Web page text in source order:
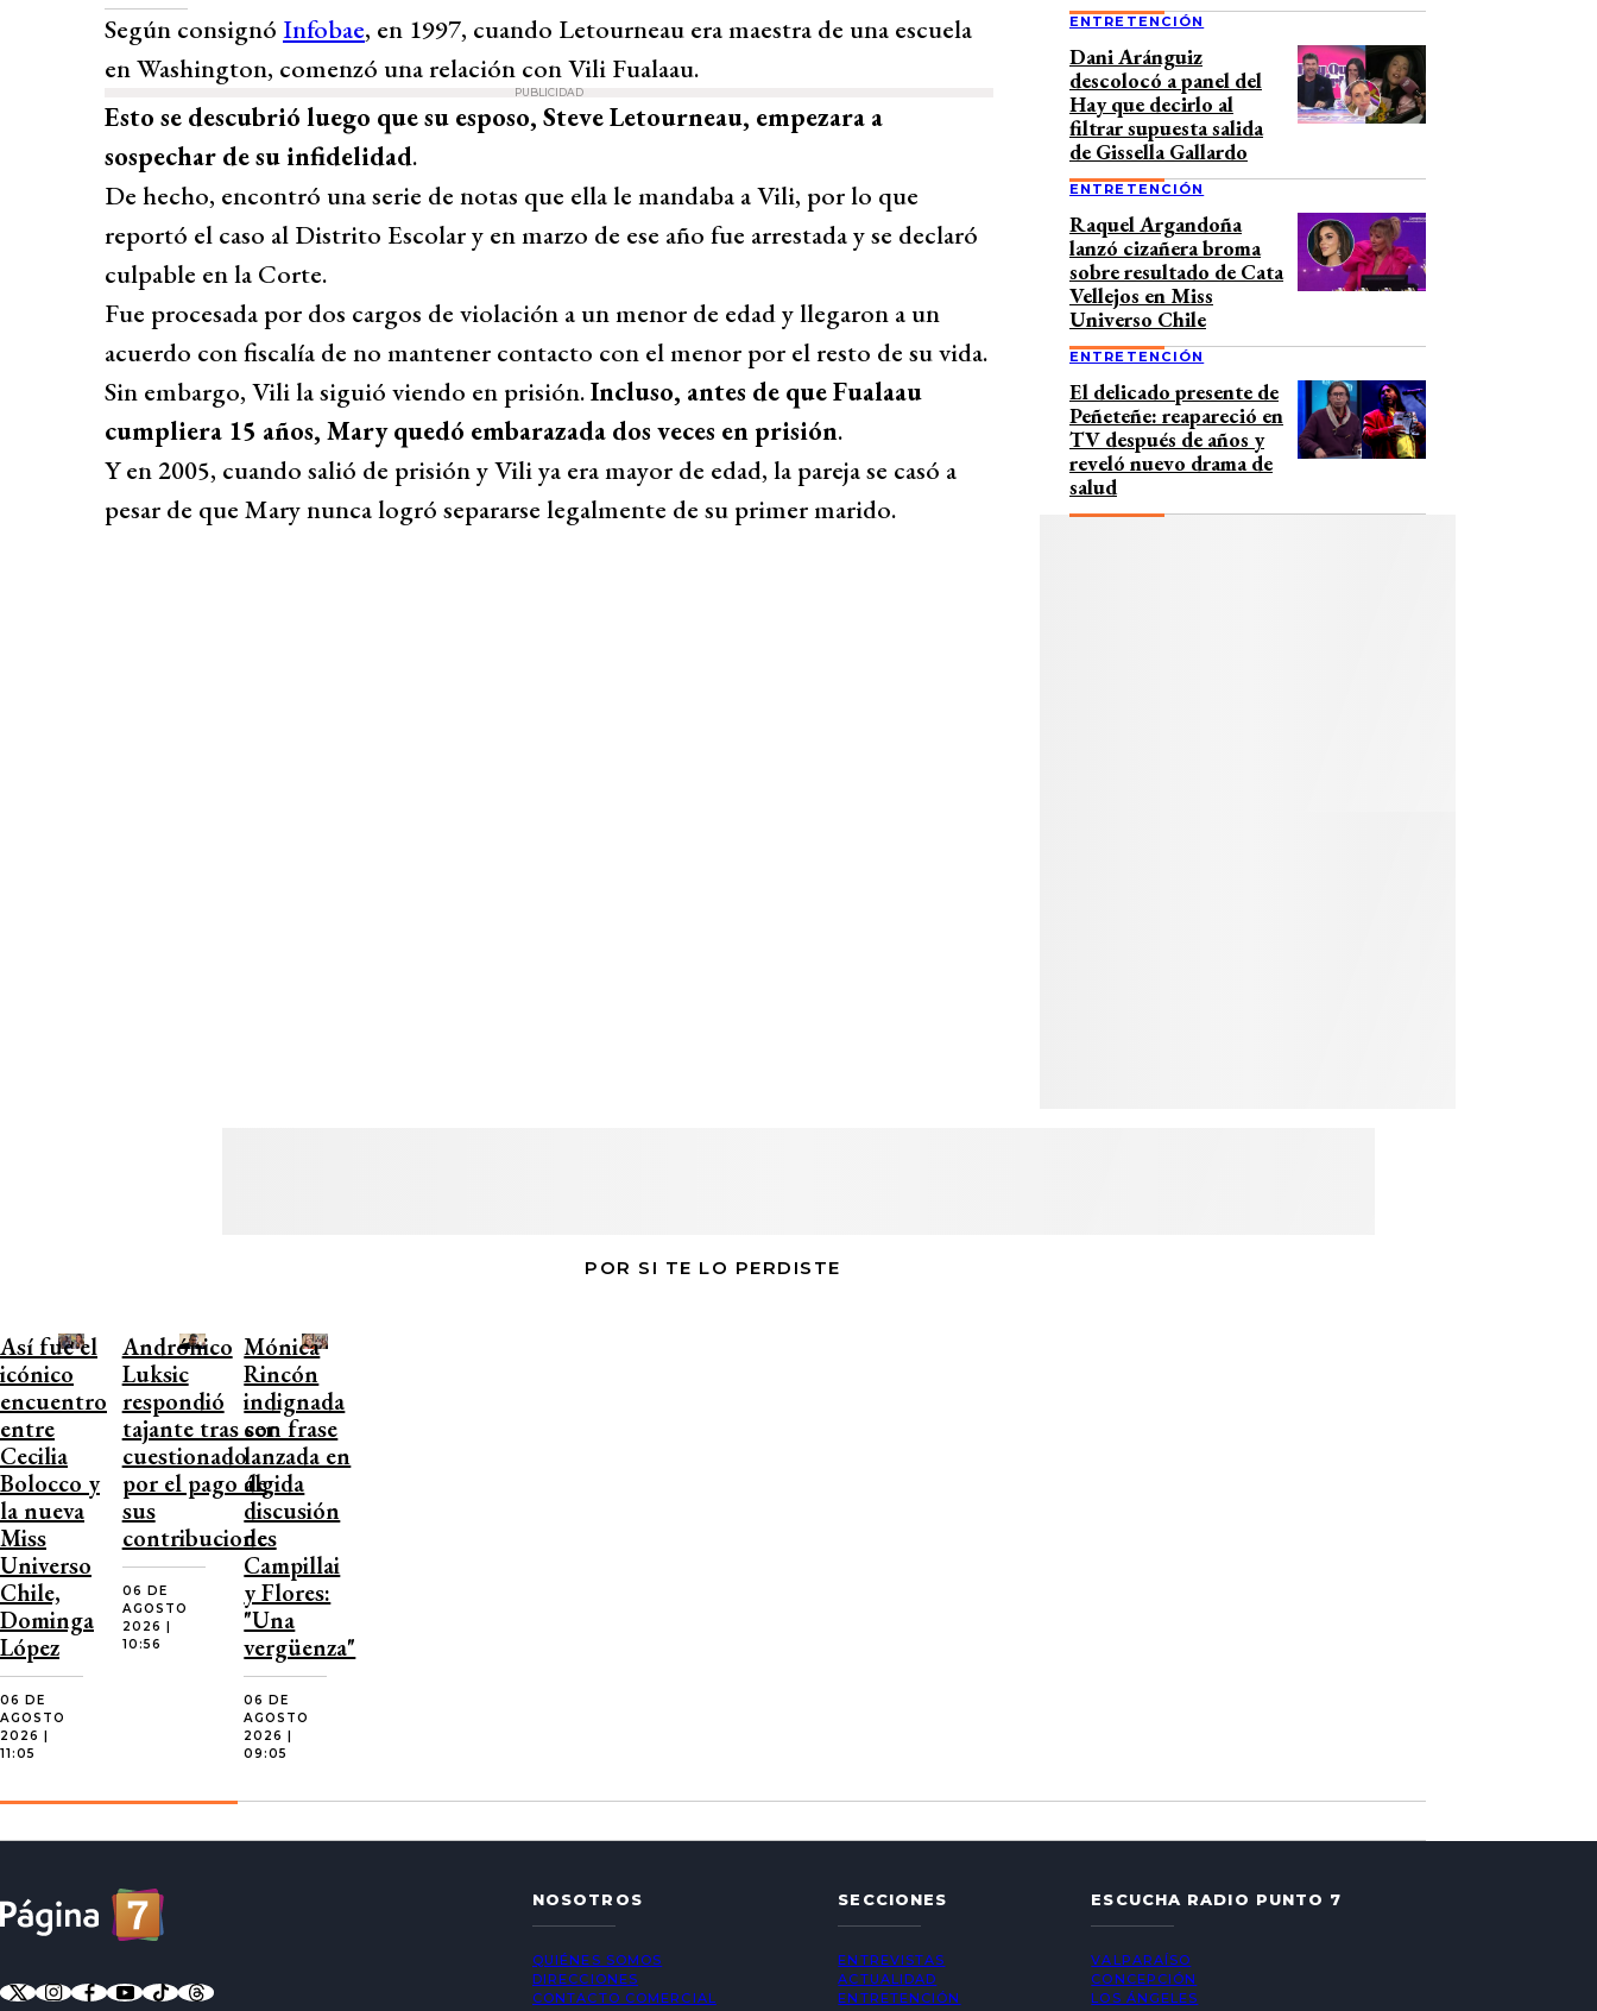
Según consignó Infobae, en 1997, cuando Letourneau era maestra de una escuela
en Washington, comenzó una relación con Vili Fualaau.
PUBLICIDAD
Esto se descubrió luego que su esposo, Steve Letourneau, empezara a
sospechar de su infidelidad.
De hecho, encontró una serie de notas que ella le mandaba a Vili, por lo que
reportó el caso al Distrito Escolar y en marzo de ese año fue arrestada y se declaró
culpable en la Corte.
Fue procesada por dos cargos de violación a un menor de edad y llegaron a un
acuerdo con fiscalía de no mantener contacto con el menor por el resto de su vida.
Sin embargo, Vili la siguió viendo en prisión.Incluso, antes de que Fualaau
cumpliera 15 años, Mary quedó embarazada dos veces en prisión.
Y en 2005, cuando salió de prisión y Vili ya era mayor de edad, la pareja se casó a
pesar de que Mary nunca logró separarse legalmente de su primer marido.
ENTRETENCIÓN
Dani Aránguiz
descolocó a panel del
Hay que decirlo al
filtrar supuesta salida
de Gissella Gallardo
ENTRETENCIÓN
Raquel Argandoña
lanzó cizañera broma
sobre resultado de Cata
Vellejos en Miss
Universo Chile
ENTRETENCIÓN
El delicado presente de
Peñeteñe: reapareció en
TV después de años y
reveló nuevo drama de
salud
POR SI TE LO PERDISTE
Así fue el
icónico
encuentro
entre
Cecilia
Bolocco y
la nueva
Miss
Universo
Chile,
Dominga
López
06 DE
AGOSTO
2026 |
11:05
Andrónico
Luksic
respondió
tajante tras ser
cuestionado
por el pago de
sus
contribuciones
06 DE
AGOSTO
2026 |
10:56
Mónica
Rincón
indignada
con frase
lanzada en
álgida
discusión
de
Campillai
y Flores:
"Una
vergüenza"
06 DE
AGOSTO
2026 |
09:05
NOSOTROS
QUIÉNES SOMOS
DIRECCIONES
CONTACTO COMERCIAL
SECCIONES
ENTREVISTAS
ACTUALIDAD
ENTRETENCIÓN
ESCUCHA RADIO PUNTO 7
VALPARAÍSO
CONCEPCIÓN
LOS ÁNGELES